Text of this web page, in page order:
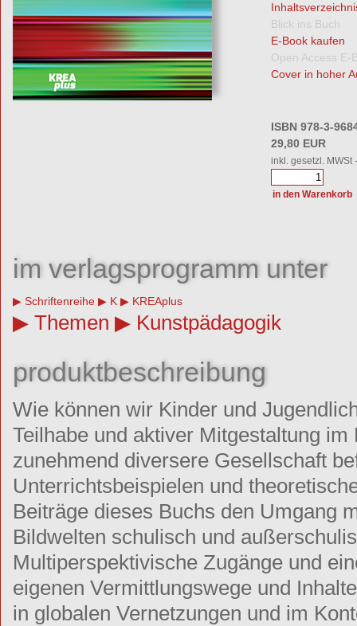
Blick ins Buch
E-Book kaufen
Open Access E-
Cover in hoher
ISBN 978-3-
29,80 EUR
inkl. gesetzl. MWSt
im verlagsprogramm unter
Schriftenreihe K KREAplus
Themen Kunstpädagogik
produktbeschreibung
Wie können wir Kinder und
Teilhabe und aktiver Mitgestaltung im
zunehmend diversere Gesellschaft
Unterrichtsbeispielen und
Beiträge dieses Buchs den Umgang
Bildwelten schulisch und
Multiperspektivische Zugänge und
eigenen Vermittlungswege und
in globalen Vernetzungen und im